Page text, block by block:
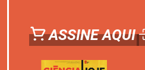
ASSINE AQUI